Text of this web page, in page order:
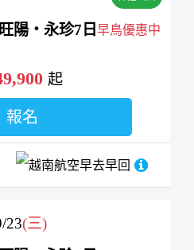
陽‧永珍7日 早鳥優惠中
越南航空早去早回
起
報名
23(三)